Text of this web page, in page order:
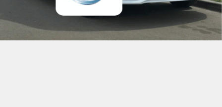
Скорость выставления закрывающих документов